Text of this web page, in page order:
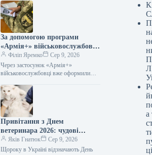
За допомогою програми
«Армія+» військовослужбовці
вже оформили приблизно 3
мільйони рапортів.
Філіп Яремко
Сер 9, 2026
Через застосунок «Армія+»
військовослужбовці вже оформили
09.08.2026 04:07 Укрінформ За два
роки функціонування «Армія+»
військовослужбовці направили…
Привітання з Днем
ветеринара 2026: чудові
побажання прозою, віршами
та власними словами
Яків Гнатюк
Сер 9, 2026
Щороку в Україні відзначають День
Л
а